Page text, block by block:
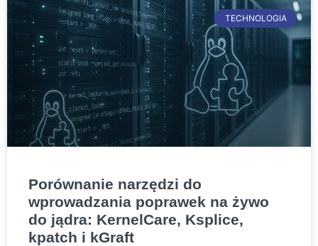
TECHNOLOGIA
Porównanie narzędzi do
wprowadzania poprawek na żywo
do jądra: KernelCare, Ksplice,
kpatch i kGraft